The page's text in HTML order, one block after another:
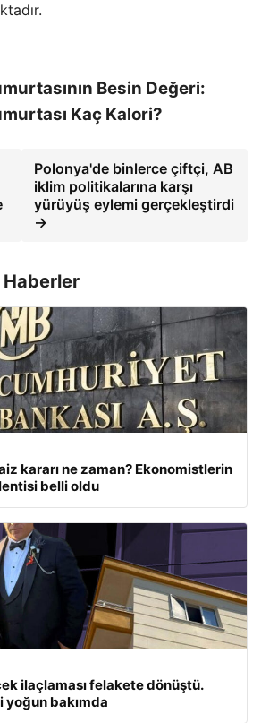
Besin Değeri:
Kaç Kalori?
Polonya'de binlerce çiftçi, AB
iklim politikalarına karşı
yürüyüş eylemi gerçekleştirdi
→
Haberler
kararı ne zaman? Ekonomistlerin
belli oldu
ilaçlaması felakete dönüştü.
yoğun bakımda